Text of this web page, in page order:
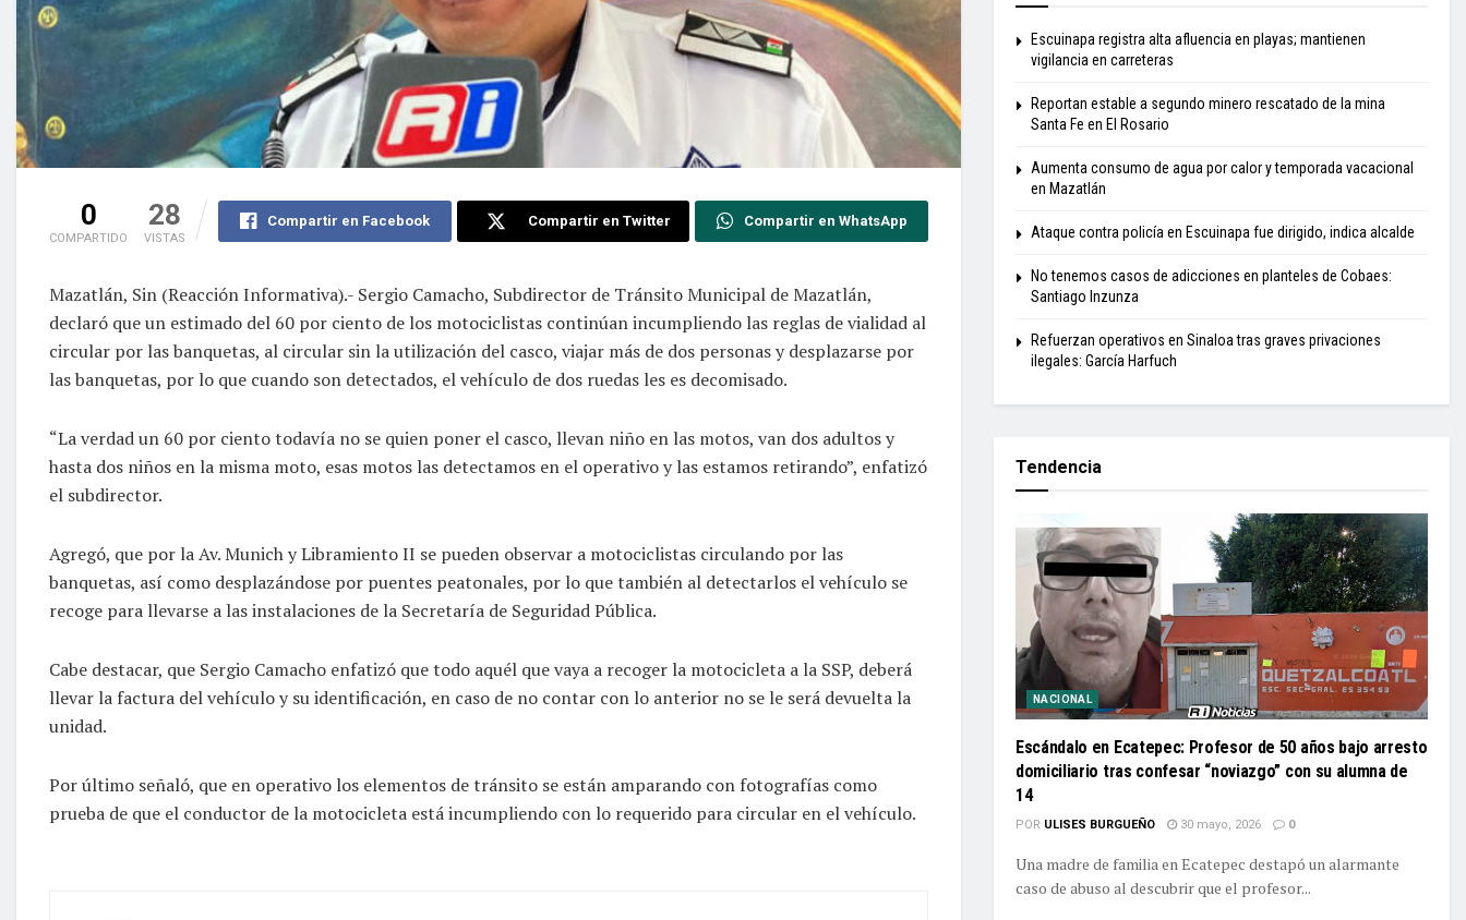
0
COMPARTIDO
28
VISTAS
Compartir en Facebook Compartir en Twitter Compartir en WhatsApp
Mazatlán, Sin (Reacción Informativa).- Sergio Camacho, Subdirector de Tránsito Municipal de Mazatlán,
declaró que un estimado del 60 por ciento de los motociclistas continúan incumpliendo las reglas de vialidad al
circular por las banquetas, al circular sin la utilización del casco, viajar más de dos personas y desplazarse por
las banquetas, por lo que cuando son detectados, el vehículo de dos ruedas les es decomisado.
“La verdad un 60 por ciento todavía no se quien poner el casco, llevan niño en las motos, van dos adultos y
hasta dos niños en la misma moto, esas motos las detectamos en el operativo y las estamos retirando”, enfatizó
el subdirector.
Agregó, que por la Av. Munich y Libramiento II se pueden observar a motociclistas circulando por las
banquetas, así como desplazándose por puentes peatonales, por lo que también al detectarlos el vehículo se
recoge para llevarse a las instalaciones de la Secretaría de Seguridad Pública.
Cabe destacar, que Sergio Camacho enfatizó que todo aquél que vaya a recoger la motocicleta a la SSP, deberá
llevar la factura del vehículo y su identificación, en caso de no contar con lo anterior no se le será devuelta la
unidad.
Por último señaló, que en operativo los elementos de tránsito se están amparando con fotografías como
prueba de que el conductor de la motocicleta está incumpliendo con lo requerido para circular en el vehículo.
Escuinapa registra alta afluencia en playas; mantienen
vigilancia en carreteras
Reportan estable a segundo minero rescatado de la mina
Santa Fe en El Rosario
Aumenta consumo de agua por calor y temporada vacacional
en Mazatlán
Ataque contra policía en Escuinapa fue dirigido, indica alcalde
No tenemos casos de adicciones en planteles de Cobaes:
Santiago Inzunza
Refuerzan operativos en Sinaloa tras graves privaciones
ilegales: García Harfuch
Tendencia
NACIONAL
Escándalo en Ecatepec: Profesor de 50 años bajo arresto
domiciliario tras confesar “noviazgo” con su alumna de
14
POR ULISES BURGUEÑO 30 mayo, 2026 0
Una madre de familia en Ecatepec destapó un alarmante
caso de abuso al descubrir que el profesor...